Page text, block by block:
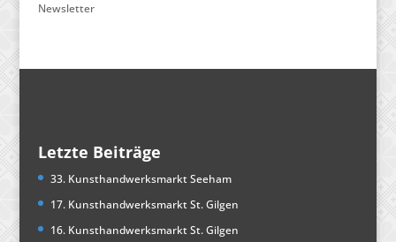
Newsletter
Letzte Beiträge
33. Kunsthandwerksmarkt Seeham
17. Kunsthandwerksmarkt St. Gilgen
16. Kunsthandwerksmarkt St. Gilgen